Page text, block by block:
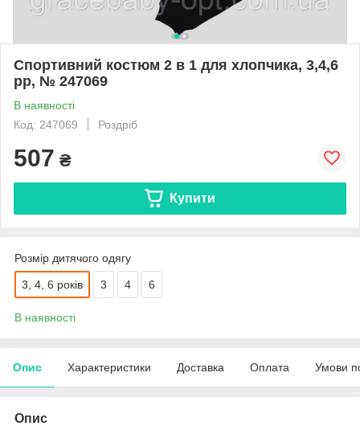
Спортивний костюм 2 в 1 для хлопчика, 3,4,6
рр, № 247069
В наявності
Код: 247069
Роздріб
507 ₴
Купити
Розмір дитячого одягу
3, 4, 6 років 3 4 6
В наявності
Опис Характеристики Доставка Оплата Умови
Опис